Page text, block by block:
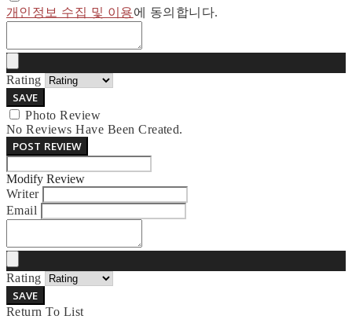
개인정보 수집 및 이용에 동의합니다.
Rating
SAVE
Photo Review
No Reviews Have Been Created.
POST REVIEW
Modify Review
Writer
Email
Rating
SAVE
Return To List